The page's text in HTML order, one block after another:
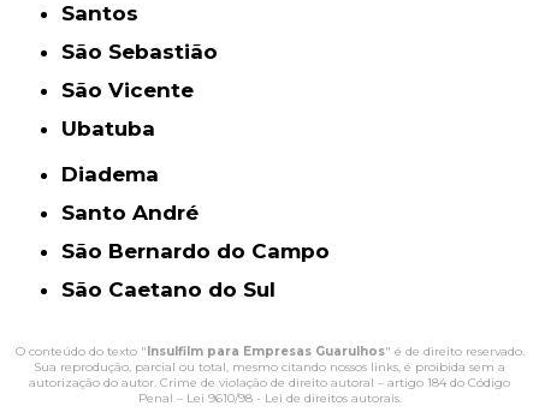
Santos
São Sebastião
São Vicente
Ubatuba
Diadema
Santo André
São Bernardo do Campo
São Caetano do Sul
O conteúdo do texto " Insulfilm para Empresas Guarulhos" é de direito reservado.
Sua reprodução, parcial ou total, mesmo citando nossos links, é proibida sem a
autorização do autor. Crime de violação de direito autoral – artigo 184 do Código
Penal – Lei 9610/98 - Lei de direitos autorais.